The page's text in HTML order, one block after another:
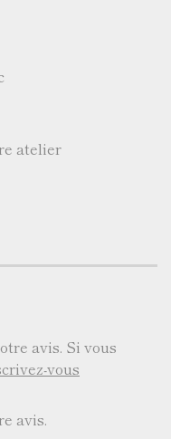
atelier
avis. Si vous
vous
avis.